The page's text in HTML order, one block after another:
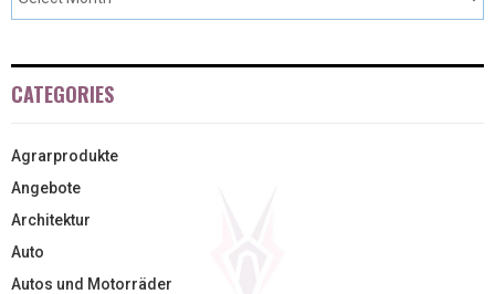
CATEGORIES
Agrarprodukte
Angebote
Architektur
Auto
Autos und Motorräder